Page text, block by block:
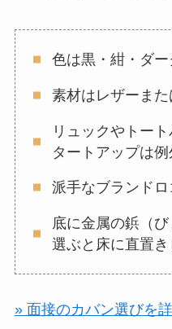
色は黒・紺・ダ
素材はレザーま
リュックやトー
タートアップは例
派手なブランド
底に金属の鋲（
選ぶと床に直置
» 面接のカバン選びを